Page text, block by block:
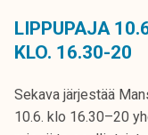
u
n
p
LIPPUPAJA
KLO. 16.30-20
Sekava järjestää
10.6. klo 16.30–20